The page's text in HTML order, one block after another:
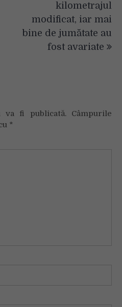
kilometrajul
modificat, iar mai
bine de jumătate au
fost avariate
fi publicată. Câmpurile
*